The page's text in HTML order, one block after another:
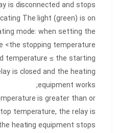
is disconnected and stops
The light (green) is on.
mode: when setting the
<the stopping temperature
temperature ≤ the starting
is closed and the heating
equipment works;
is greater than or
temperature, the relay is
heating equipment stops